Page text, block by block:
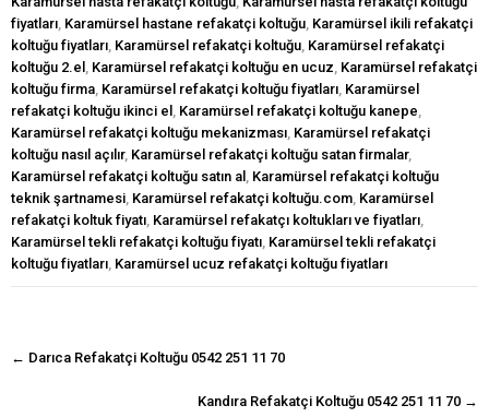
fiyatları Karamürsel hastane refakatçi koltuğu Karamürsel ikili refakatçi
koltuğu fiyatları Karamürsel refakatçi koltuğu Karamürsel refakatçi
koltuğu 2.el
Karamürsel refakatçi koltuğu en ucuz Karamürsel refakatçi
koltuğu firma Karamürsel refakatçi koltuğu fiyatları Karamürsel
refakatçi koltuğu ikinci el
Karamürsel refakatçi koltuğu kanepe
Karamürsel refakatçi koltuğu mekanizması Karamürsel refakatçi
koltuğu nasıl açılır, Karamürsel refakatçi koltuğu satan firmalar,
Karamürsel refakatçi koltuğu satın al
Karamürsel refakatçi koltuğu
teknik şartnamesi Karamürsel refakatçi koltuğu.com Karamürsel
refakatçi koltuk fiyatı Karamürsel refakatçı koltukları ve fiyatları
Karamürsel tekli refakatçi koltuğu fiyatı Karamürsel tekli refakatçi
koltuğu fiyatları Karamürsel ucuz refakatçi koltuğu fiyatları
navigasyon
← Darıca Refakatçi Koltuğu 0542 251 11 70
Kandıra Refakatçi Koltuğu 0542 251 11 70 →